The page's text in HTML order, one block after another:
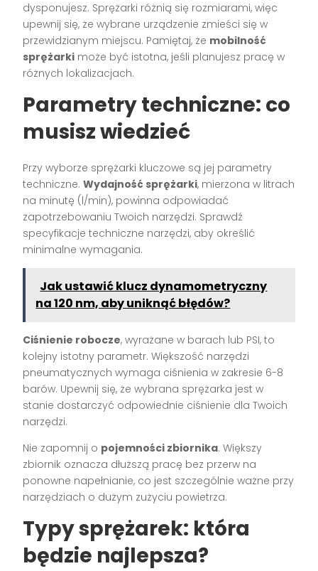
dysponujesz. Sprężarki różnią się rozmiarami, więc
upewnij się, że wybrane urządzenie zmieści się w
przewidzianym miejscu. Pamiętaj, że mobilność
sprężarki może być istotna, jeśli planujesz pracę w
różnych lokalizacjach.
Parametry techniczne: co
musisz wiedzieć
Przy wyborze sprężarki kluczowe są jej parametry
techniczne.Wydajność sprężarki, mierzona w litrach
na minutę (l/min), powinna odpowiadać
zapotrzebowaniu Twoich narzędzi. Sprawdź
specyfikacje techniczne narzędzi, aby określić
minimalne wymagania.
Jak ustawić klucz dynamometryczny
na 120 nm, aby uniknąć błędów?
Ciśnienie robocze, wyrażane w barach lub PSI, to
kolejny istotny parametr. Większość narzędzi
pneumatycznych wymaga ciśnienia w zakresie 6-8
barów. Upewnij się, że wybrana sprężarka jest w
stanie dostarczyć odpowiednie ciśnienie dla Twoich
narzędzi.
Nie zapomnij o pojemności zbiornika. Większy
zbiornik oznacza dłuższą pracę bez przerw na
ponowne napełnianie, co jest szczególnie ważne przy
narzędziach o dużym zużyciu powietrza.
Typy sprężarek: która
będzie najlepsza?